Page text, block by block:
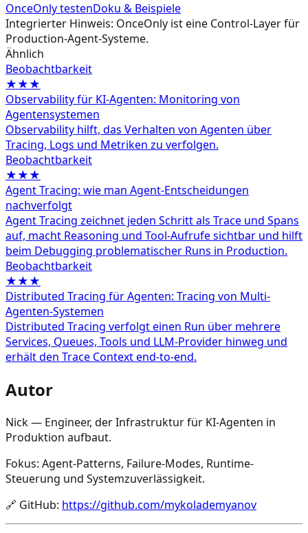
OnceOnly testenDoku & Beispiele
Integrierter Hinweis: OnceOnly ist eine Control-Layer für
Production-Agent-Systeme.
Ähnlich
Beobachtbarkeit
★★★
Observability für KI-Agenten: Monitoring von
Agentensystemen
Observability hilft, das Verhalten von Agenten über
Tracing, Logs und Metriken zu verfolgen.
Beobachtbarkeit
★★★
Agent Tracing: wie man Agent-Entscheidungen
nachverfolgt
Agent Tracing zeichnet jeden Schritt als Trace und Spans
auf, macht Reasoning und Tool-Aufrufe sichtbar und hilft
beim Debugging problematischer Runs in Production.
Beobachtbarkeit
★★★
Distributed Tracing für Agenten: Tracing von Multi-
Agenten-Systemen
Distributed Tracing verfolgt einen Run über mehrere
Services, Queues, Tools und LLM-Provider hinweg und
erhält den Trace Context end-to-end.
Autor
Nick — Engineer, der Infrastruktur für KI-Agenten in
Produktion aufbaut.
Fokus: Agent-Patterns, Failure-Modes, Runtime-
Steuerung und Systemzuverlässigkeit.
🔗 GitHub: https://github.com/mykolademyanov